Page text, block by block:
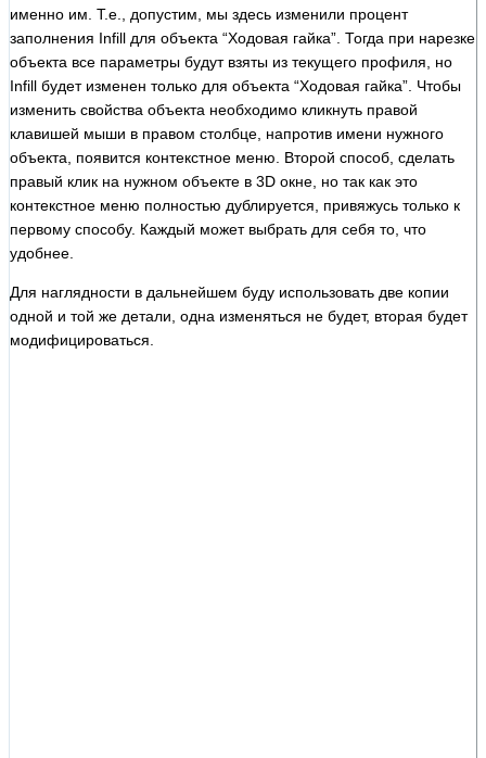
именно им. Т.е., допустим, мы здесь изменили процент
заполнения Infill для объекта “Ходовая гайка”. Тогда при нарезке
объекта все параметры будут взяты из текущего профиля, но
Infill будет изменен только для объекта “Ходовая гайка”. Чтобы
изменить свойства объекта необходимо кликнуть правой
клавишей мыши в правом столбце, напротив имени нужного
объекта, появится контекстное меню. Второй способ, сделать
правый клик на нужном объекте в 3D окне, но так как это
контекстное меню полностью дублируется, привяжусь только к
первому способу. Каждый может выбрать для себя то, что
удобнее.
Для наглядности в дальнейшем буду использовать две копии
одной и той же детали, одна изменяться не будет, вторая будет
модифицироваться.